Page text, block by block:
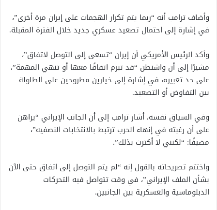
وأضاف ترامب أنه “ربما يتم تكرار الهجمات على إيران مرة أخرى”،
في إشارة إلى احتمال تصعيد عسكري جديد خلال الفترة المقبلة.
وأكد الرئيس الأمريكي أن إيران “تسعى إلى التوصل لاتفاق”،
مشيرًا إلى أن واشنطن “قد تبرم اتفاقًا معها أو تنهي المهمة”،
على حد تعبيره، في إشارة إلى خيارين مطروحين على الطاولة
بين التفاوض أو التصعيد.
وفي السياق نفسه، أشار ترامب إلى أن الجانب الإيراني “يراهن
على أن رغبته في إنهاء الحرب ترتبط بالانتخابات النصفية”،
مضيفًا: “لكنني لا أكترث بذلك”.
واختتم تصريحاته بالقول إنه “لم يتم التوصل إلى اتفاق حتى الآن
بشأن الملف الإيراني”، في وقت تتواصل فيه التحركات
الدبلوماسية والعسكرية بين الجانبين.